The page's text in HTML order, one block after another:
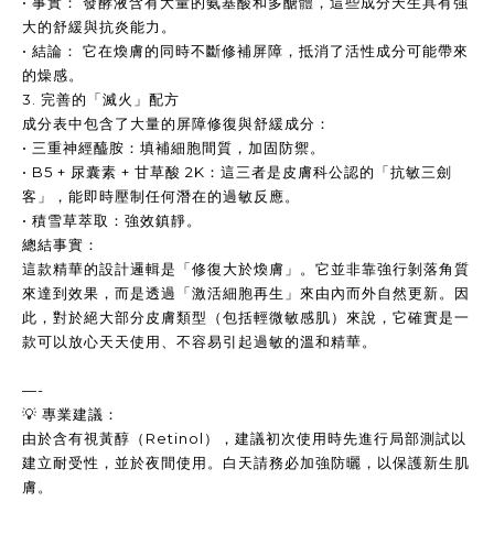
大的舒緩與抗炎能力。
• 結論： 它在煥膚的同時不斷修補屏障，抵消了活性成分可能帶來
的燥感。
3. 完善的「滅火」配方
成分表中包含了大量的屏障修復與舒緩成分：
• 三重神經醯胺：填補細胞間質，加固防禦。
• B5 + 尿囊素 + 甘草酸 2K：這三者是皮膚科公認的「抗敏三劍
客」，能即時壓制任何潛在的過敏反應。
• 積雪草萃取：強效鎮靜。
總結事實：
這款精華的設計邏輯是「修復大於煥膚」。它並非靠強行剝落角質
來達到效果，而是透過「激活細胞再生」來由內而外自然更新。因
此，對於絕大部分皮膚類型（包括輕微敏感肌）來說，它確實是一
款可以放心天天使用、不容易引起過敏的溫和精華。
—-
💡 專業建議：
由於含有視黃醇（Retinol），建議初次使用時先進行局部測試以
建立耐受性，並於夜間使用。白天請務必加強防曬，以保護新生肌
膚。